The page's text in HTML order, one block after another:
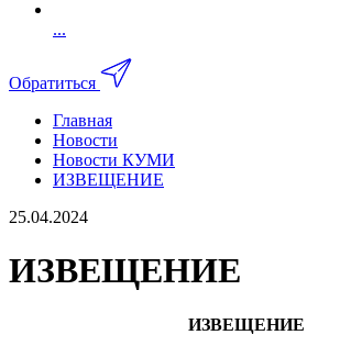
...
Обратиться
Главная
Новости
Новости КУМИ
ИЗВЕЩЕНИЕ
25.04.2024
ИЗВЕЩЕНИЕ
ИЗВЕЩЕНИЕ